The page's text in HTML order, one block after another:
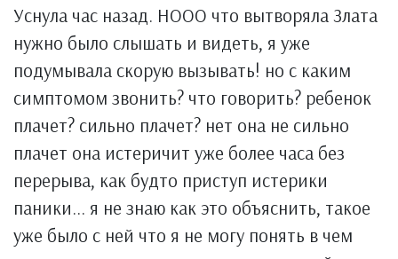
Уснула час назад. НООО что вытворяла Злата
нужно было слышать и видеть, я уже
подумывала скорую вызывать! но с каким
симптомом звонить? что говорить? ребенок
плачет? сильно плачет? нет она не сильно
плачет она истеричит уже более часа без
перерыва, как будто приступ истерики
паники... я не знаю как это объяснить, такое
уже было с ней что я не могу понять в чем